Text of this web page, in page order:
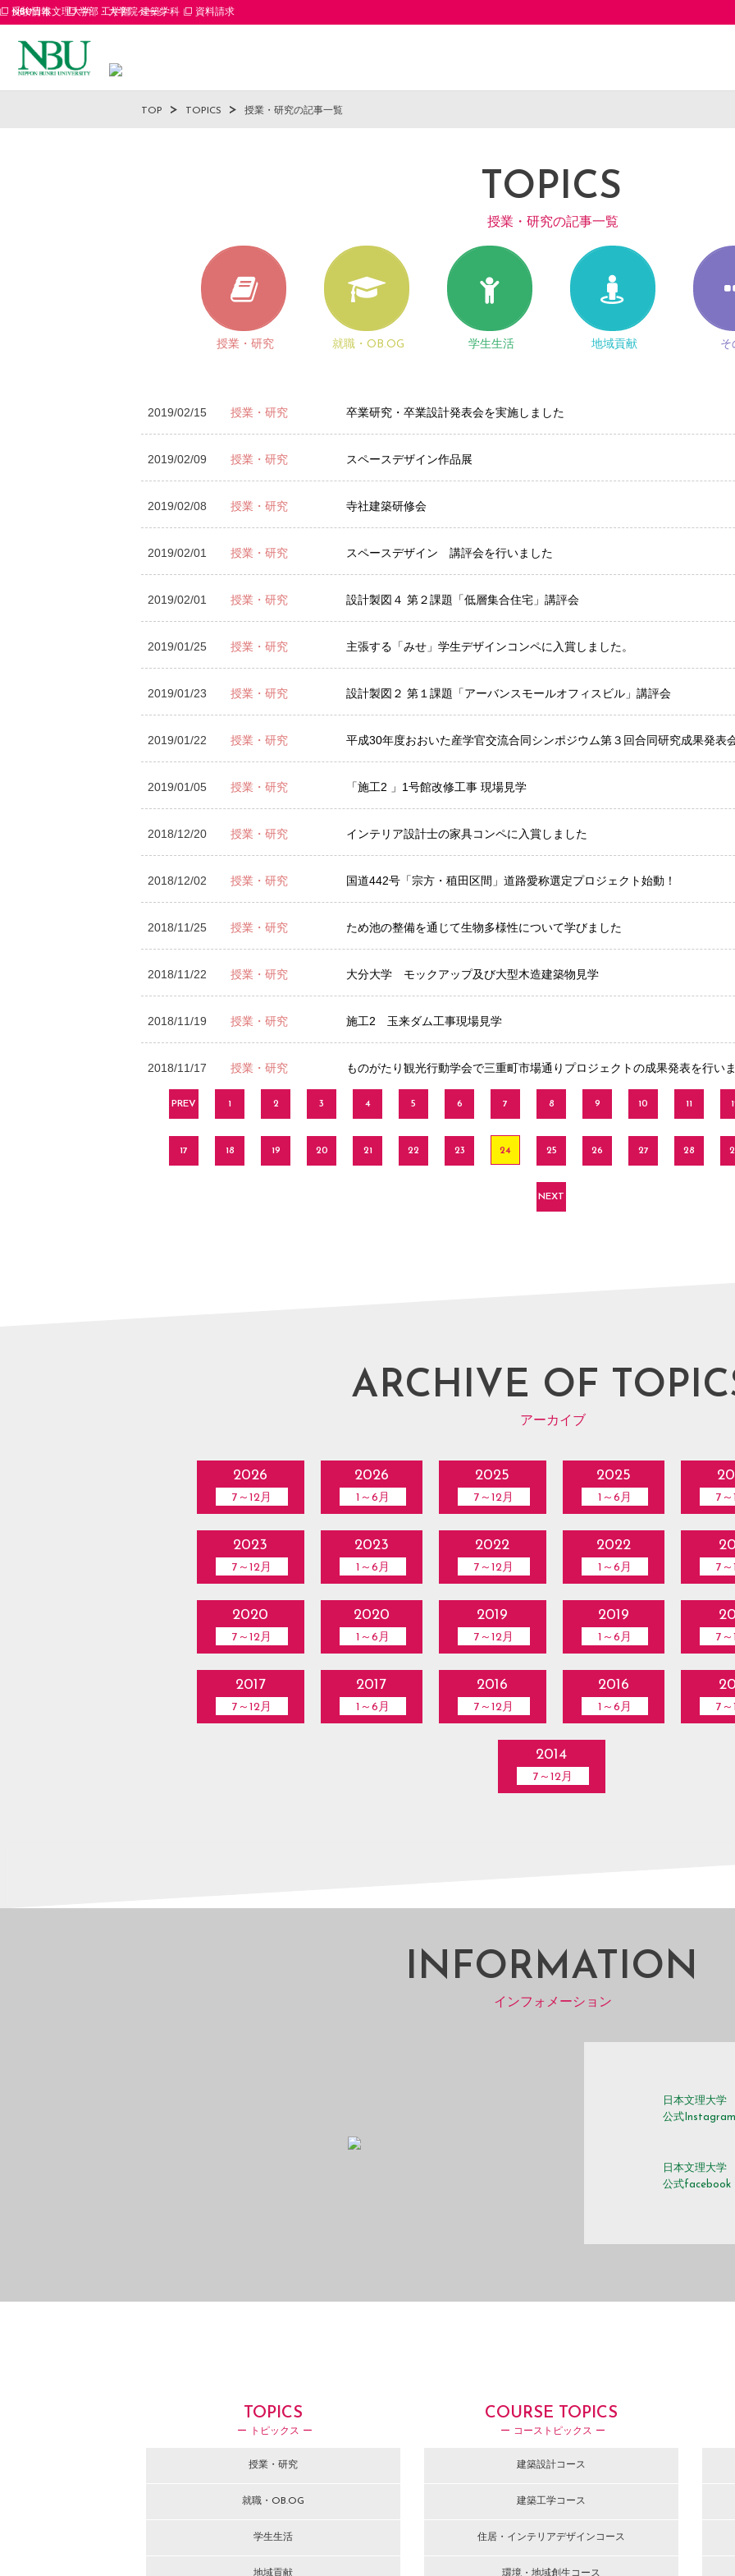
NBU日本文理大学 工学部 建築学科
受験情報 学部・大学院ページ 資料請求
TOP TOPICS 授業・研究の記事一覧
TOPICS
授業・研究の記事一覧
授業・研究 就職・OB.OG 学生生活 地域貢献 そ
2019/02/15 授業・研究 卒業研究・卒業設計発表会を実施しました
2019/02/09 授業・研究 スペースデザイン作品展
2019/02/08 授業・研究 寺社建築研修会
2019/02/01 授業・研究 スペースデザイン 講評会を行いました
2019/02/01 授業・研究 設計製図４ 第２課題「低層集合住宅」講評会
2019/01/25 授業・研究 主張する「みせ」学生デザインコンペに入賞しました。
2019/01/23 授業・研究 設計製図２ 第１課題「アーバンスモールオフィスビル」講評会
2019/01/22 授業・研究 平成30年度おおいた産学官交流合同シンポジウム第３回合同研究成果発表
2019/01/05 授業・研究 「施工2 」1号館改修工事 現場見学
2018/12/20 授業・研究 インテリア設計士の家具コンペに入賞しました
2018/12/02 授業・研究 国道442号「宗方・稙田区間」道路愛称選定プロジェクト始動！
2018/11/25 授業・研究 ため池の整備を通じて生物多様性について学びました
2018/11/22 授業・研究 大分大学 モックアップ及び大型木造建築物見学
2018/11/19 授業・研究 施工2 玉来ダム工事現場見学
2018/11/17 授業・研究 ものがたり観光行動学会で三重町市場通りプロジェクトの成果発表を行い
PREV 1 2 3 4 5 6 7 8 9 10 11
17 18 19 20 21 22 23 24 25 26 27 28
NEXT
ARCHIVE OF
アーカイブ
2026
7～12月
2026
1～6月
2025
7～12月
2025
1～6月 7～
2023
7～12月
2023
1～6月
2022
7～12月
2022
1～6月 7～
2020
7～12月
2020
1～6月
2019
7～12月
2019
1～6月 7～
2017
7～12月
2017
1～6月
2016
7～12月
2016
1～6月 7～
2014
7～12月
INFORMATION
インフォメーション
日本文理大学
公式Instagram
日本文理大学
公式facebook
TOPICS
ー トピックス ー
授業・研究
就職・OB.OG
学生生活
地域貢献
COURSE TOPICS
ー コーストピックス ー
建築設計コース
建築工学コース
住居・インテリアデザインコース
環境・地域創生コース